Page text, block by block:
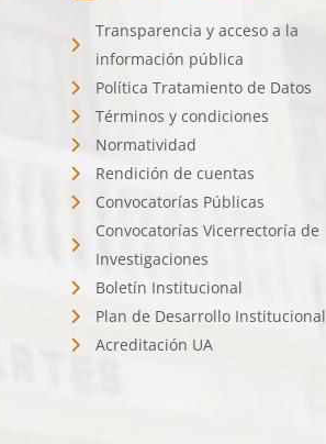
Transparencia y acceso a la
información pública
Política Tratamiento de Datos
Términos y condiciones
Normatividad
Rendición de cuentas
Convocatorías Públicas
Convocatorías Vicerrectoría de
Investigaciones
Boletín Institucional
Plan de Desarrollo Institucional
Acreditación UA